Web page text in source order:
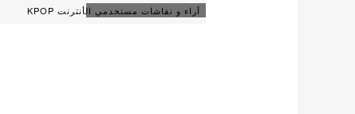
آراء و نقاشات مستخدمي الأنترنت KPOP